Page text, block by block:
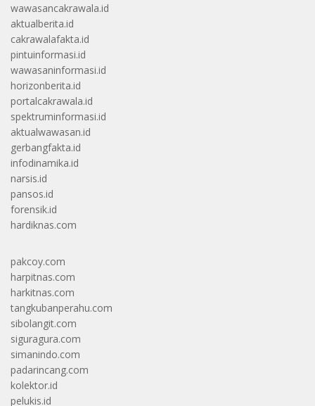
wawasancakrawala.id
aktualberita.id
cakrawalafakta.id
pintuinformasi.id
wawasaninformasi.id
horizonberita.id
portalcakrawala.id
spektruminformasi.id
aktualwawasan.id
gerbangfakta.id
infodinamika.id
narsis.id
pansos.id
forensik.id
hardiknas.com
pakcoy.com
harpitnas.com
harkitnas.com
tangkubanperahu.com
sibolangit.com
siguragura.com
simanindo.com
padarincang.com
kolektor.id
pelukis.id